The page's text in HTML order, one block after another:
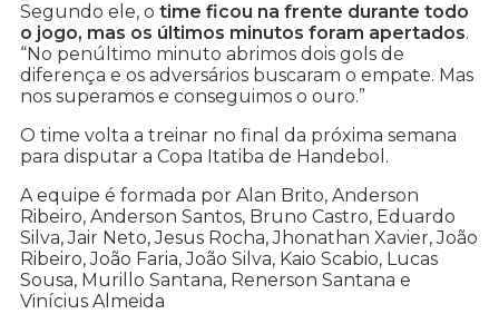
Segundo ele, o time ficou na frente durante todo
o jogo, mas os últimos minutos foram apertados.
“No penúltimo minuto abrimos dois gols de
diferença e os adversários buscaram o empate. Mas
nos superamos e conseguimos o ouro.”
O time volta a treinar no final da próxima semana
para disputar a Copa Itatiba de Handebol.
A equipe é formada por Alan Brito, Anderson
Ribeiro, Anderson Santos, Bruno Castro, Eduardo
Silva, Jair Neto, Jesus Rocha, Jhonathan Xavier, João
Ribeiro, João Faria, João Silva, Kaio Scabio, Lucas
Sousa, Murillo Santana, Renerson Santana e
Vinícius Almeida